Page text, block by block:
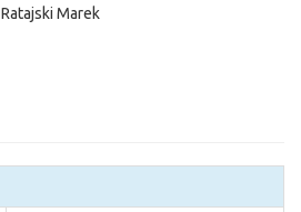
Ratajski Marek